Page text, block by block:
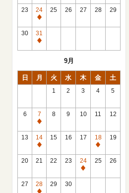
館
日
23
24
休
館
日
25 26 27 28 29
30
31
休
9月
日 月 火 水 木 金 土
1 2 3 4 5
6
7
休
館
日
8 9 10 11 12
13
14
休
館
15 16 17
18
休
館
19
20 21 22 23
24
休
25 26
27
28
29 30